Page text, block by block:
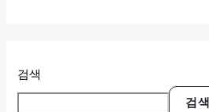
검색
검색